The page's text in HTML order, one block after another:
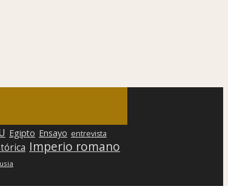
Egipto Ensayo entrevista
Imperio romano